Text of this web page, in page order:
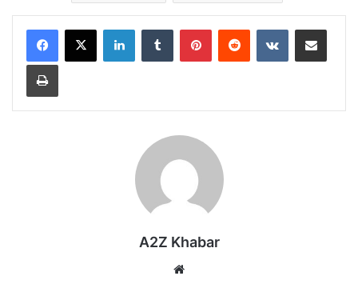
LinkedInTumblr PinterestReddit VKontakteShare via Email
Print
A2Z Khabar